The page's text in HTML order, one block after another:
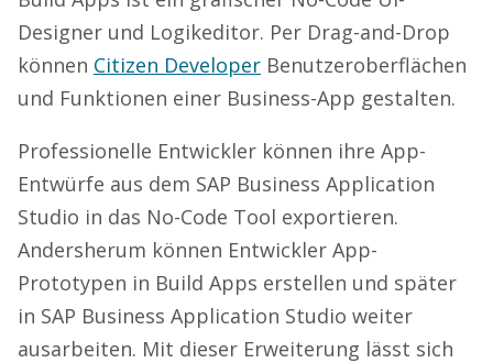
Designer und Logikeditor. Per Drag-and-Drop
können Citizen Developer Benutzeroberflächen
und Funktionen einer Business-App gestalten.
Professionelle Entwickler können ihre App-
Entwürfe aus dem SAP Business Application
Studio in das No-Code Tool exportieren.
Andersherum können Entwickler App-
Prototypen in Build Apps erstellen und später
in SAP Business Application Studio weiter
ausarbeiten. Mit dieser Erweiterung lässt sich